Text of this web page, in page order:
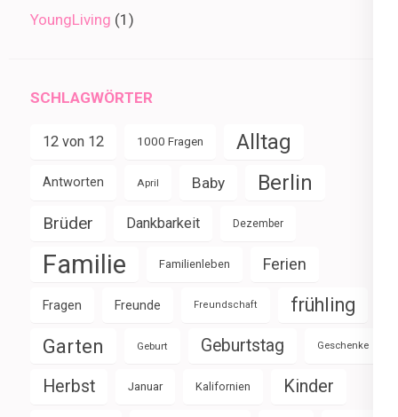
YoungLiving (1)
SCHLAGWÖRTER
12 von 12 1000 Fragen Alltag
Antworten April Baby Berlin
Brüder Dankbarkeit Dezember
Familie Familienleben Ferien
Fragen Freunde Freundschaft frühling
Garten Geburt Geburtstag Geschenke
Herbst Januar Kalifornien Kinder